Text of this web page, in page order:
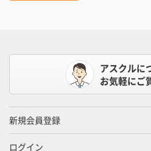
アスクルに
お気軽にご
新規会員登録
ログイン